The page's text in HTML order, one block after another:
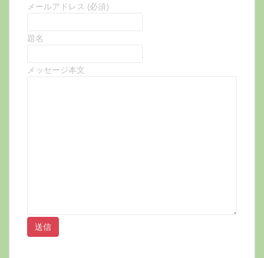
メールアドレス (必須)
題名
メッセージ本文